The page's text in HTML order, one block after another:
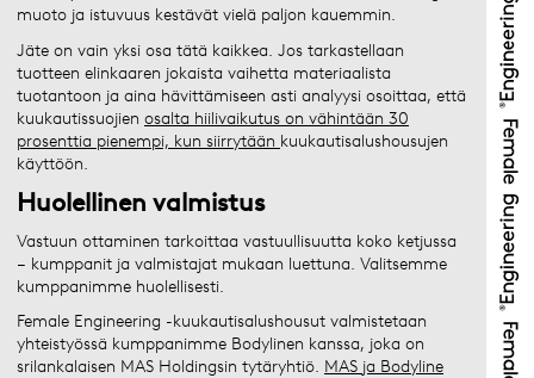
muoto ja istuvuus kestävät vielä paljon kauemmin.
Jäte on vain yksi osa tätä kaikkea. Jos tarkastellaan
tuotteen elinkaaren jokaista vaihetta materiaalista
tuotantoon ja aina hävittämiseen asti analyysi osoittaa, että
kuukautissuojien osalta hiilivaikutus on vähintään 30
prosenttia pienempi, kun siirrytään kuukautisalushousujen
käyttöön.
Huolellinen valmistus
Vastuun ottaminen tarkoittaa vastuullisuutta koko ketjussa
– kumppanit ja valmistajat mukaan luettuna. Valitsemme
kumppanimme huolellisesti.
Female Engineering -kuukautisalushousut valmistetaan
yhteistyössä kumppanimme Bodylinen kanssa, joka on
srilankalaisen MAS Holdingsin tytäryhtiö. MAS ja Bodyline